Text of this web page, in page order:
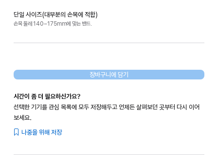
단일 사이즈(대부분의 손목에 적합)
손목 둘레 140–175mm에 맞는 밴드.
장바구니에 담기
시간이 좀 더 필요하신가요?
선택한 기기를 관심 목록에 모두 저장해두고 언제든 살펴보던 곳부터 다시 이어
보세요.
나중을 위해 저장